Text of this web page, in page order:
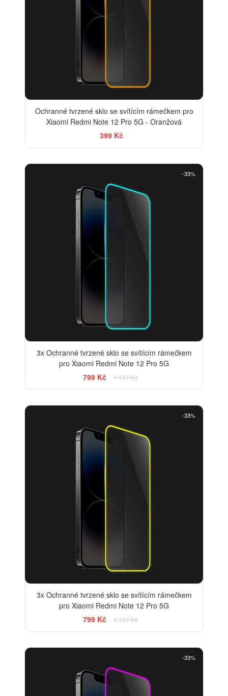
Ochranné tvrzené sklo se svítícím rámečkem pro
Xiaomi Redmi Note 12 Pro 5G - Oranžová
399 Kč
-33%
3x Ochranné tvrzené sklo se svítícím rámečkem
pro Xiaomi Redmi Note 12 Pro 5G
799 Kč
1 197 Kč
-33%
3x Ochranné tvrzené sklo se svítícím rámečkem
pro Xiaomi Redmi Note 12 Pro 5G
799 Kč
1 197 Kč
-33%